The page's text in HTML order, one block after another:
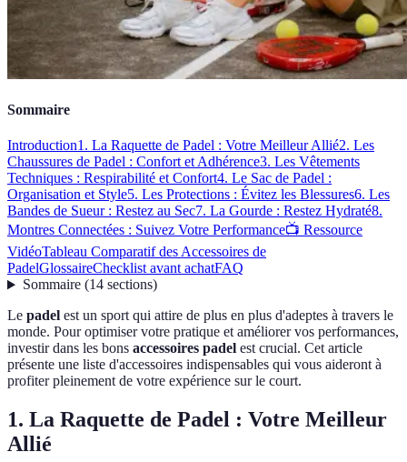
Sommaire
Introduction1. La Raquette de Padel : Votre Meilleur Allié2. Les
Chaussures de Padel : Confort et Adhérence3. Les Vêtements
Techniques : Respirabilité et Confort4. Le Sac de Padel :
Organisation et Style5. Les Protections : Évitez les Blessures6. Les
Bandes de Sueur : Restez au Sec7. La Gourde : Restez Hydraté8.
Montres Connectées : Suivez Votre Performance📺 Ressource
VidéoTableau Comparatif des Accessoires de
PadelGlossaireChecklist avant achatFAQ
Sommaire(14 sections)
Le padel est un sport qui attire de plus en plus d'adeptes à travers le
monde. Pour optimiser votre pratique et améliorer vos performances,
investir dans les bons accessoires padel est crucial. Cet article
présente une liste d'accessoires indispensables qui vous aideront à
profiter pleinement de votre expérience sur le court.
1. La Raquette de Padel : Votre Meilleur
Allié